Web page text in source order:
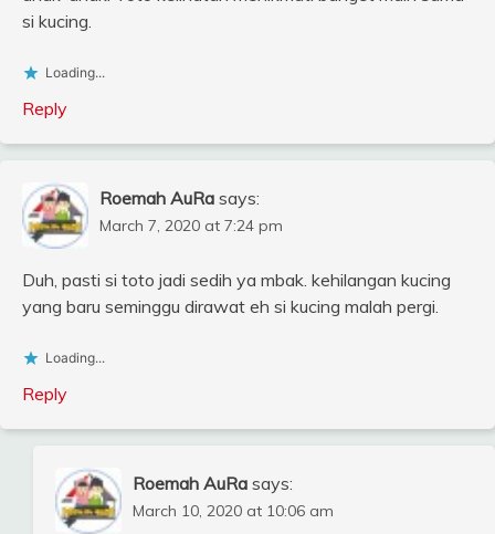
si kucing.
Loading...
Reply
Roemah AuRa says:
March 7, 2020 at 7:24 pm
Duh, pasti si toto jadi sedih ya mbak. kehilangan kucing
yang baru seminggu dirawat eh si kucing malah pergi.
Loading...
Reply
Roemah AuRa says:
March 10, 2020 at 10:06 am